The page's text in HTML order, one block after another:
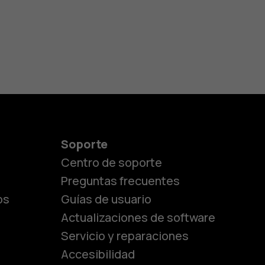
Soporte
Centro de soporte
Preguntas frecuentes
Guías de usuario
Actualizaciones de software
Servicio y reparaciones
Accesibilidad